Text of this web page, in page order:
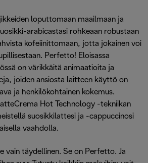
loputtomaan maailmaan ja
arabicastasi rohkeaan robustaan
kofeiinittomaan, jotta jokainen voi
Perfetto! Eloisassa
on värikkäitä animaatioita ja
joiden ansiosta laitteen käyttö on
ja henkilökohtainen kokemus.
Hot Technology -tekniikan
suosikkilattesi ja -cappuccinosi
vaahdolla.
vain täydellinen. Se on Perfetto. Ja